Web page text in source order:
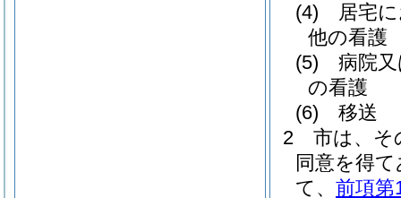
(4)
居宅
他の看護
(5)
病院
の看護
(6)
移送
2
市は、そ
同意を得
て、 前項第